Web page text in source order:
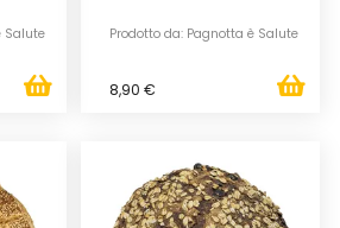
Salute Prodotto da: Pagnotta è Salute
8,90 €